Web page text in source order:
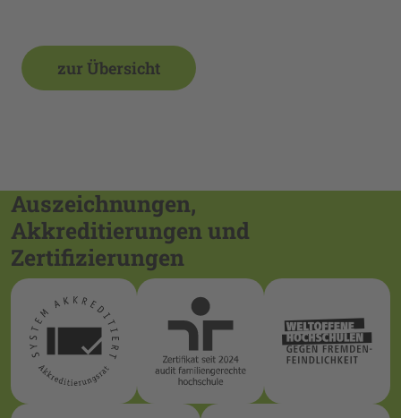
zur Übersicht
Auszeichnungen,
Akkreditierungen und
Zertifizierungen